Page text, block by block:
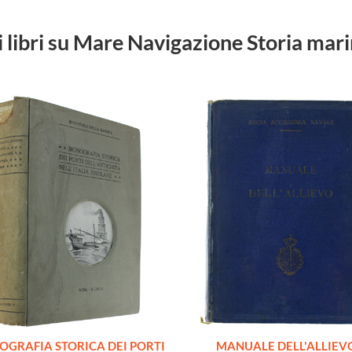
su Mare Navigazione Storia
STORICA DEI PORTI
MANUALE